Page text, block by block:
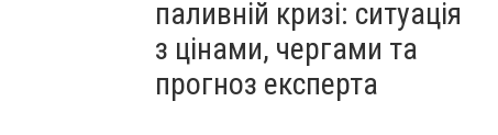
паливній кризі: ситуація
з цінами, чергами та
прогноз експерта